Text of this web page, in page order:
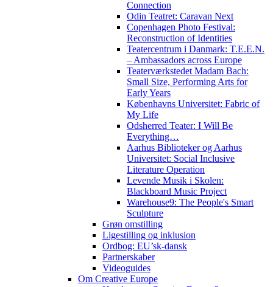
Connection
Odin Teatret: Caravan Next
Copenhagen Photo Festival:
Reconstruction of Identities
Teatercentrum i Danmark: T.E.E.N.
– Ambassadors across Europe
Teaterværkstedet Madam Bach:
Small Size, Performing Arts for
Early Years
Københavns Universitet: Fabric of
My Life
Odsherred Teater: I Will Be
Everything…
Aarhus Biblioteker og Aarhus
Universitet: Social Inclusive
Literature Operation
Levende Musik i Skolen:
Blackboard Music Project
Warehouse9: The People's Smart
Sculpture
Grøn omstilling
Ligestilling og inklusion
Ordbog: EU’sk-dansk
Partnerskaber
Videoguides
Om Creative Europe